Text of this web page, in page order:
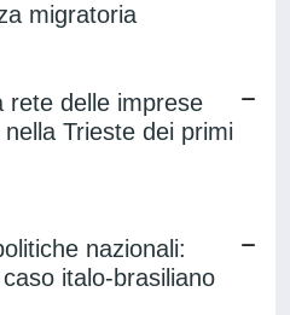
migratoria
rete delle imprese
Trieste dei primi
nazionali:
italo-brasiliano